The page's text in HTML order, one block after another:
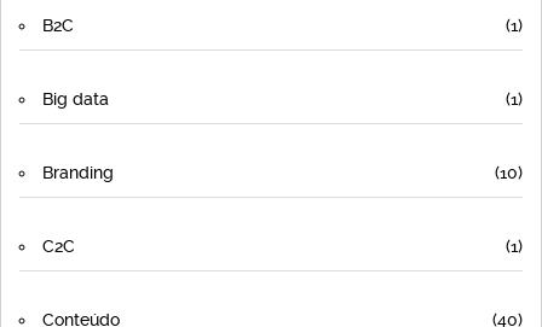
B2C (1)
Big data (1)
Branding (10)
C2C (1)
Conteúdo (40)